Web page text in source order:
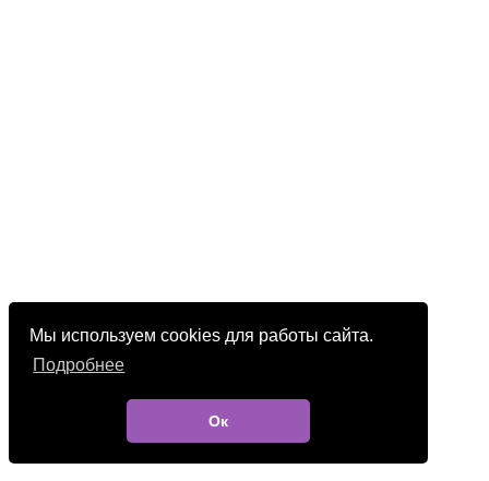
Мы используем cookies для работы сайта.
Подробнее
Ок